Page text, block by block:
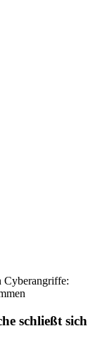
Cyberangriffe:
schließt sich